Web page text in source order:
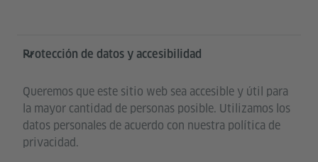
Protección de datos y accesibilidad
Queremos que este sitio web sea accesible y útil para
la mayor cantidad de personas posible. Utilizamos los
datos personales de acuerdo con nuestra política de
privacidad.